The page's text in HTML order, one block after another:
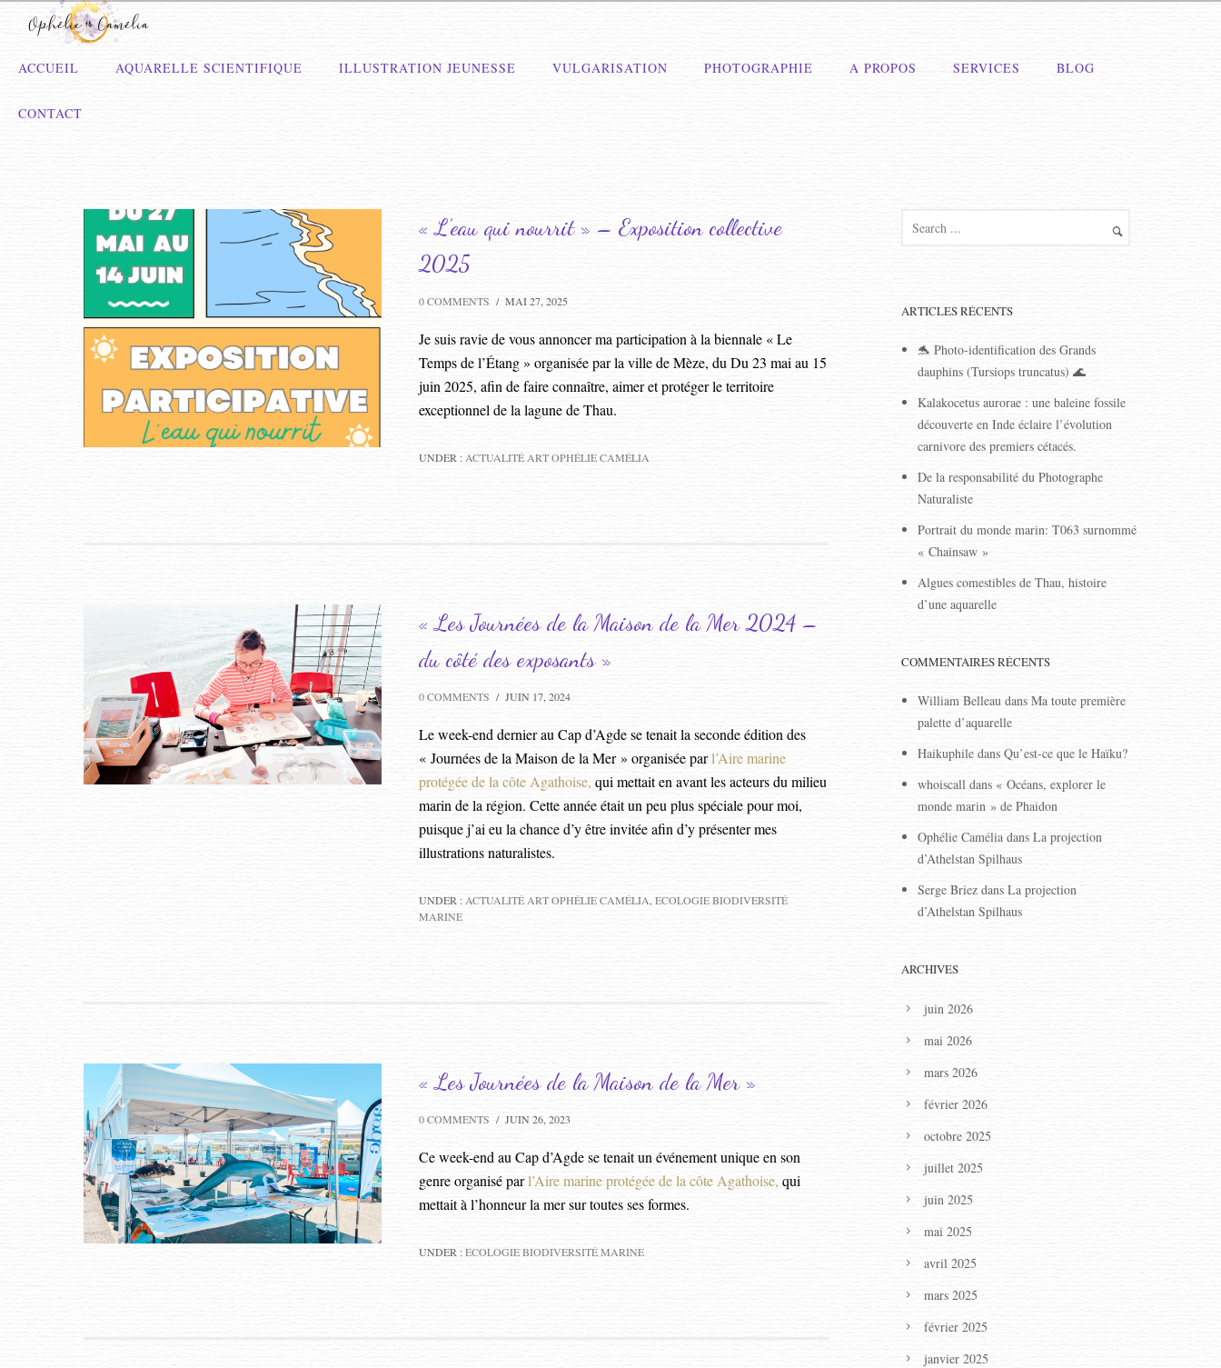
ACCUEIL AQUARELLE SCIENTIFIQUE ILLUSTRATION JEUNESSE VULGARISATION PHOTOGRAPHIE A PROPOS SERVICES BLOG
CONTACT
« L’eau qui nourrit » – Exposition collective
2025
0 COMMENTS / MAI 27, 2025
Je suis ravie de vous annoncer ma participation à la biennale « Le
Temps de l’Étang » organisée par la ville de Mèze, du Du 23 mai au 15
juin 2025, afin de faire connaître, aimer et protéger le territoire
exceptionnel de la lagune de Thau.
UNDER : ACTUALITÉ ART OPHÉLIE CAMÉLIA
« Les Journées de la Maison de la Mer 2024 –
du côté des exposants »
0 COMMENTS / JUIN 17, 2024
Le week-end dernier au Cap d’Agde se tenait la seconde édition des
« Journées de la Maison de la Mer » organisée parl’Aire marine
protégée de la côte Agathoise, qui mettait en avant les acteurs du milieu
marin de la région. Cette année était un peu plus spéciale pour moi,
puisque j’ai eu la chance d’y être invitée afin d’y présenter mes
illustrations naturalistes.
UNDER : ACTUALITÉ ART OPHÉLIE CAMÉLIA, ECOLOGIE BIODIVERSITÉ
MARINE
« Les Journées de la Maison de la Mer »
0 COMMENTS / JUIN 26, 2023
Ce week-end au Cap d’Agde se tenait un événement unique en son
genre organisé parl’Aire marine protégée de la côte Agathoise, qui
mettait à l’honneur la mer sur toutes ses formes.
UNDER :ECOLOGIE BIODIVERSITÉ MARINE
ARTICLES RÉCENTS
🐬 Photo-identification des Grands
dauphins (Tursiops truncatus) 🌊
Kalakocetus aurorae : une baleine fossile
découverte en Inde éclaire l’évolution
carnivore des premiers cétacés.
De la responsabilité du Photographe
Naturaliste
Portrait du monde marin: T063 surnommé
« Chainsaw »
Algues comestibles de Thau, histoire
d’une aquarelle
COMMENTAIRES RÉCENTS
William Belleau dansMa toute première
palette d’aquarelle
Haikuphile dansQu’est-ce que le Haïku?
whoiscall dans « Océans, explorer le
monde marin » de Phaidon
Ophélie Camélia dansLa projection
d’Athelstan Spilhaus
Serge Briez dansLa projection
d’Athelstan Spilhaus
ARCHIVES
juin 2026
mai 2026
mars 2026
février 2026
octobre 2025
juillet 2025
juin 2025
mai 2025
avril 2025
mars 2025
février 2025
janvier 2025